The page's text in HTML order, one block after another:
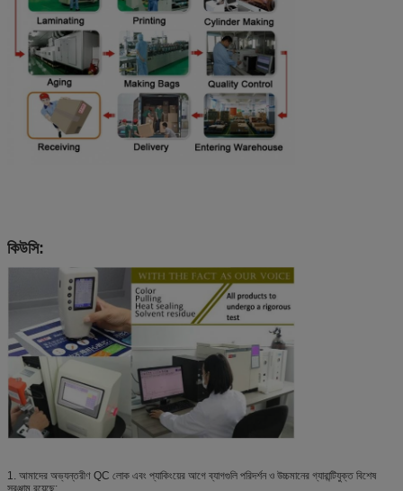
কিউসি:
1. আমাদের অভ্যন্তরীণ QC লোক এবং প্যাকিংয়ের আগে ব্যাগগুলি পরিদর্শন ও উচ্চমানের গ্যারান্টিযুক্ত বিশেষ
সরঞ্জাম রয়েছে;